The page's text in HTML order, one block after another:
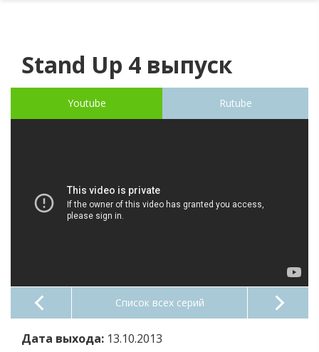
Stand Up 4 выпуск
Youtube Rutube
Список всех серий
Дата выхода: 13.10.2013